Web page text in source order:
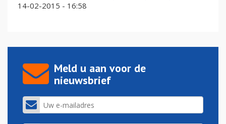
14-02-2015 - 16:58
Meld u aan voor de
nieuwsbrief